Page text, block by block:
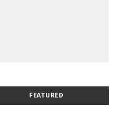
FEATURED